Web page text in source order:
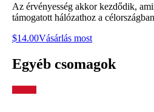
Az érvényesség akkor kezdődik,
támogatott hálózathoz a
$14.00Vásárlás most
Egyéb csomagok